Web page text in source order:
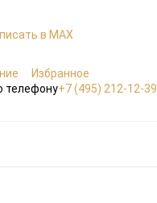
в MAX
Избранное
телефону+7 (495) 212-12-39